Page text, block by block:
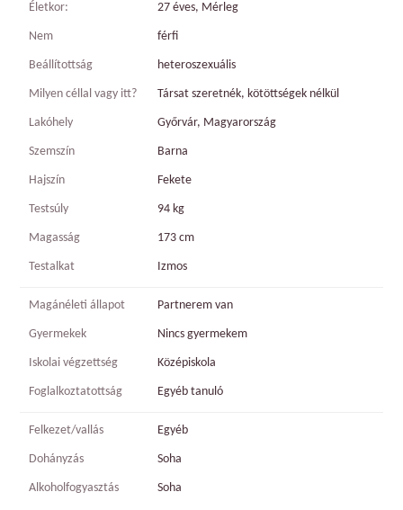
Életkor: 27 éves, Mérleg
Nem férfi
Beállítottság heteroszexuális
Milyen céllal vagy itt? Társat szeretnék, kötöttségek nélkül
Lakóhely Győrvár, Magyarország
Szemszín Barna
Hajszín Fekete
Testsúly 94 kg
Magasság 173 cm
Testalkat Izmos
Magánéleti állapot Partnerem van
Gyermekek Nincs gyermekem
Iskolai végzettség Középiskola
Foglalkoztatottság Egyéb tanuló
Felkezet/vallás Egyéb
Dohányzás Soha
Alkoholfogyasztás Soha